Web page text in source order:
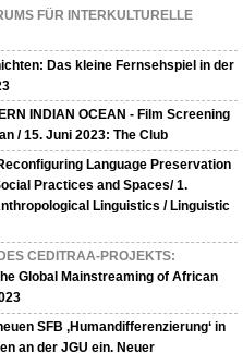
FÜR INTERKULTURELLE
Das kleine Fernsehspiel in der
INDIAN OCEAN - Film Screening
/ 15. Juni 2023: The Club
Language Preservation
Practices and Spaces/ 1.
Linguistics / Linguistic
CEDITRAA-PROJEKTS:
Global Mainstreaming of African
SFB ‚Humandifferenzierung‘ in
an der JGU ein. Neuer